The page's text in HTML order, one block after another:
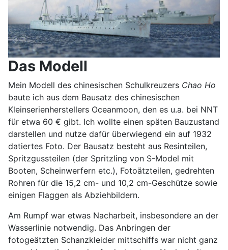
Das Modell
Mein Modell des chinesischen Schulkreuzers Chao Ho
baute ich aus dem Bausatz des chinesischen
Kleinserienherstellers Oceanmoon, den es u.a. bei NNT
für etwa 60 € gibt. Ich wollte einen späten Bauzustand
darstellen und nutze dafür überwiegend ein auf 1932
datiertes Foto. Der Bausatz besteht aus Resinteilen,
Spritzgussteilen (der Spritzling von S-Model mit
Booten, Scheinwerfern etc.), Fotoätzteilen, gedrehten
Rohren für die 15,2 cm- und 10,2 cm-Geschütze sowie
einigen Flaggen als Abziehbildern.
Am Rumpf war etwas Nacharbeit, insbesondere an der
Wasserlinie notwendig. Das Anbringen der
fotogeätzten Schanzkleider mittschiffs war nicht ganz